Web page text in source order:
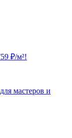
₽/м²!
мастеров и